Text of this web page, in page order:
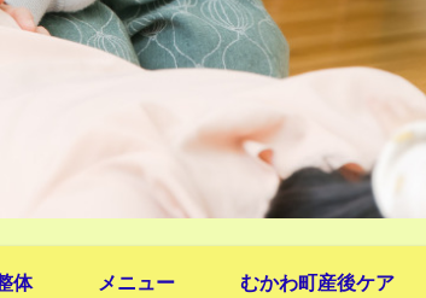
体 メニュー むかわ町産後ケア